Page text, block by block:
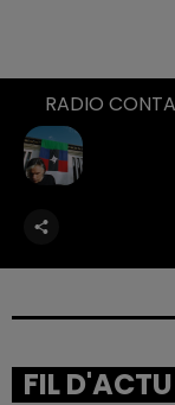
FIL D'ACTU